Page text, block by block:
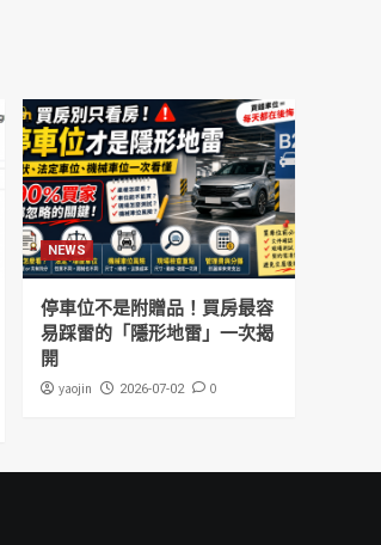
NEWS
停車位不是附贈品！買房最容
易踩雷的「隱形地雷」一次揭
開
yaojin 2026-07-02 0